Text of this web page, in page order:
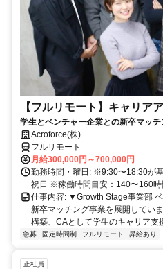
【フルリモート】キャリア
学生とベンチャー企業との新卒マッチ
Acroforce(株)
フルリモート
月給300,000円～700,000円
勤務時間・曜日: ※9:30〜18:30が
祝日 ※稼働時間目安：140〜160時
仕事内容: ▼Growth Stage事業部
新卒マッチング事業を展開してい
構築、CAとして学生のキャリア支
急募 固定時間制 フルリモート 昇給あり
正社員